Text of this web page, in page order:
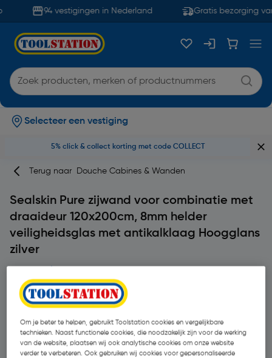
94 vestigingen in Nederland Gratis bezorging
Selecteer een vestiging
5% click & collect korting met code COLLECT
Terug naar Douche Cabines & Wanden
Sealskin Pure zijwand voor combinatie met
draaideur 120x200cm, 8mm helder
veiligheidsglas met antikalklaag Hoogglans
zilver
Om je beter te helpen, gebruikt Toolstation cookies en vergelijkbare
technieken. Naast functionele cookies, die noodzakelijk zijn voor de werking
van de website, plaatsen wij ook analytische cookies om onze website
verder te verbeteren. Ook gebruiken wij cookies voor gepersonaliseerde